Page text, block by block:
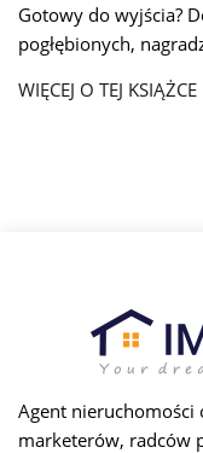
Gotowy do wyjścia?
pogłębionych,
WIĘCEJ O TEJ KSIĄŻCE
Agent nieruchomości
marketerów, radców